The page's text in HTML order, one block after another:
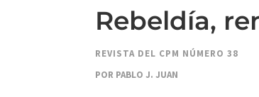
Rebeldía,
REVISTA DEL CPM NÚMERO 38
POR PABLO J. JUAN